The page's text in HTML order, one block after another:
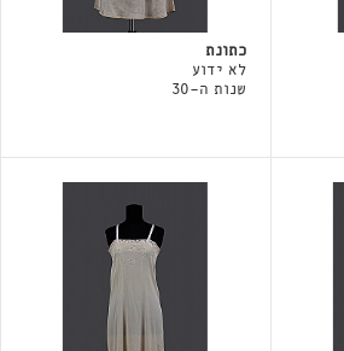
כתונת
לא ידוע
שנות ה-30